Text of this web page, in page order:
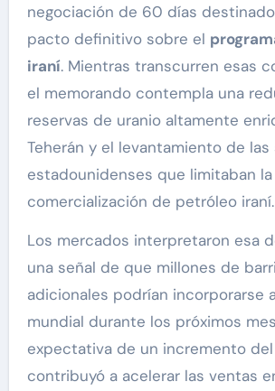
negociación de 60 días
pacto definitivo sobre el
iraní. Mientras transcurren esas
el memorando contempla una
reservas de uranio altamente
Teherán y el levantamiento de las
estadounidenses que limitaban la
comercialización de petróleo iraní.
Los mercados interpretaron esa
una señal de que millones de
adicionales podrían incorporarse
mundial durante los próximos
expectativa de un incremento
contribuyó a acelerar las ventas